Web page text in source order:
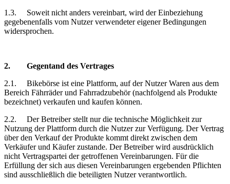
1.3.
Soweit nicht anders vereinbart, wird der Einbeziehung
gegebenenfalls vom Nutzer verwendeter eigener Bedingungen
widersprochen.
2. Gegentand des Vertrages
2.1.
Bikebörse ist eine Plattform, auf der Nutzer Waren aus dem
Bereich Fährräder und Fahrradzubehör (nachfolgend als Produkte
bezeichnet) verkaufen und kaufen können.
2.2.
Der Betreiber stellt nur die technische Möglichkeit zur
Nutzung der Plattform durch die Nutzer zur Verfügung. Der Vertrag
über den Verkauf der Produkte kommt direkt zwischen dem
Verkäufer und Käufer zustande. Der Betreiber wird ausdrücklich
nicht Vertragspartei der getroffenen Vereinbarungen. Für die
Erfüllung der sich aus diesen Vereinbarungen ergebenden Pflichten
sind ausschließlich die beteiligten Nutzer verantwortlich.